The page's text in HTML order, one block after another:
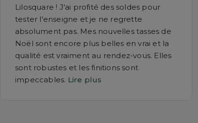
Lilosquare ! J'ai profité des soldes pour
tester l'enseigne et je ne regrette
absolument pas. Mes nouvelles tasses de
Noël sont encore plus belles en vrai et la
qualité est vraiment au rendez-vous. Elles
sont robustes et les finitions sont
impeccables. Lire plus